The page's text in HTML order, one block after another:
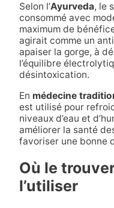
Selon l’Ayurveda, le
consommé avec
maximum de
agirait comme un
apaiser la gorge, à
l’équilibre
désintoxication.
En médecine
est utilisé pour
niveaux d’eau et
améliorer la santé
favoriser une bonne
Où le
l’utiliser